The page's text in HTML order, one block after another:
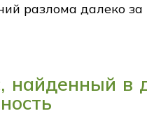
разлома далеко
найденный в